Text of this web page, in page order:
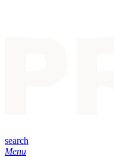
search
Menu